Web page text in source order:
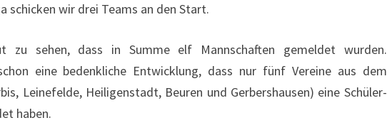
schicken wir drei Teams an den Start.
zu sehen, dass in Summe elf Mannschaften gemeldet wurden.
eine bedenkliche Entwicklung, dass nur fünf Vereine aus dem
Leinefelde, Heiligenstadt, Beuren und Gerbershausen) eine Schüler-
haben.